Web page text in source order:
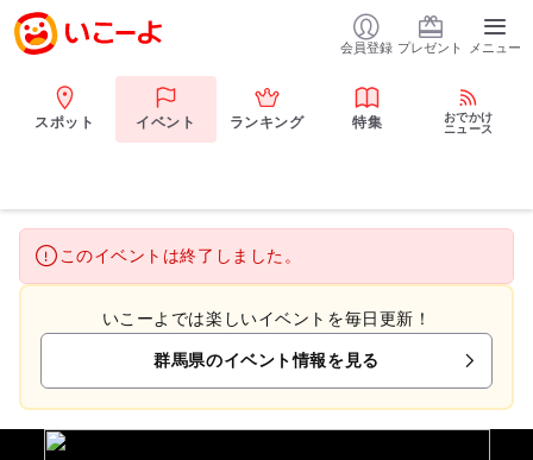
会員登録 プレゼント メニュー
スポット イベント ランキング 特集
おでかけ
ニュース
このイベントは終了しました。
いこーよでは楽しいイベントを毎日更新！
群馬県のイベント情報を見る